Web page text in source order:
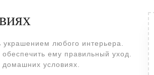
любого интерьера.
ему правильный уход.
условиях.